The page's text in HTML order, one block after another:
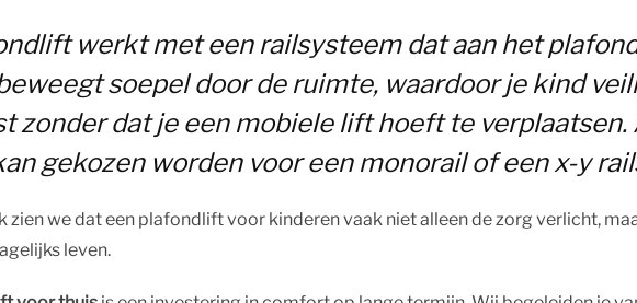
werkt met een railsysteem dat aan het
soepel door de ruimte, waardoor je kind
zonder dat je een mobiele lift hoeft te
gekozen worden voor een monorail of een x-y
zien we dat een plafondlift voor kinderen vaak niet alleen de zorg verlicht,
leven.